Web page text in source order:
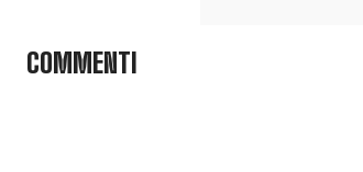
COMMENTI